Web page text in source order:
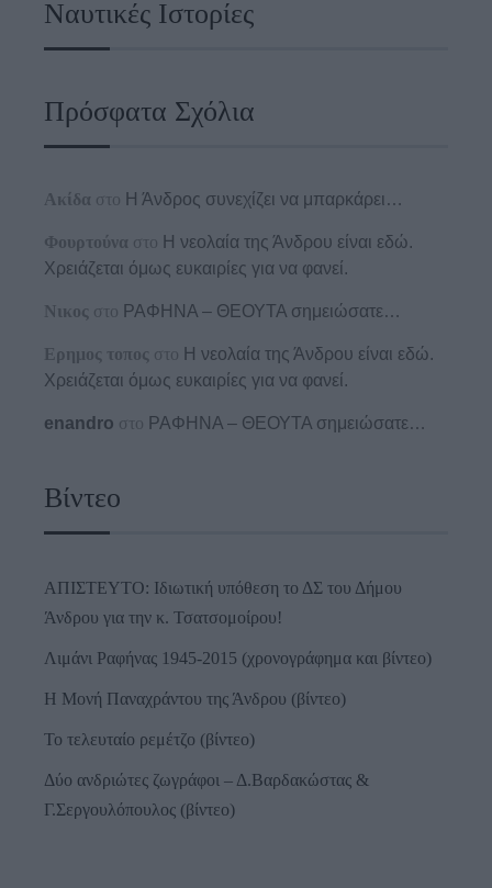
Ναυτικές Ιστορίες
Πρόσφατα Σχόλια
Ακίδα στο Η Άνδρος συνεχίζει να μπαρκάρει…
Φουρτούνα στο Η νεολαία της Άνδρου είναι εδώ.
Χρειάζεται όμως ευκαιρίες για να φανεί.
Νικος στο ΡΑΦΗΝΑ – ΘΕΟΥΤΑ σημειώσατε…
Ερημος τοπος στο Η νεολαία της Άνδρου είναι εδώ.
Χρειάζεται όμως ευκαιρίες για να φανεί.
enandro στο ΡΑΦΗΝΑ – ΘΕΟΥΤΑ σημειώσατε…
Βίντεο
ΑΠΙΣΤΕΥΤΟ: Ιδιωτική υπόθεση το ΔΣ του Δήμου
Άνδρου για την κ. Τσατσομοίρου!
Λιμάνι Ραφήνας 1945-2015 (χρονογράφημα και βίντεο)
Η Μονή Παναχράντου της Άνδρου (βίντεο)
Το τελευταίο ρεμέτζο (βίντεο)
Δύο ανδριώτες ζωγράφοι – Δ.Βαρδακώστας &
Γ.Σεργουλόπουλος (βίντεο)